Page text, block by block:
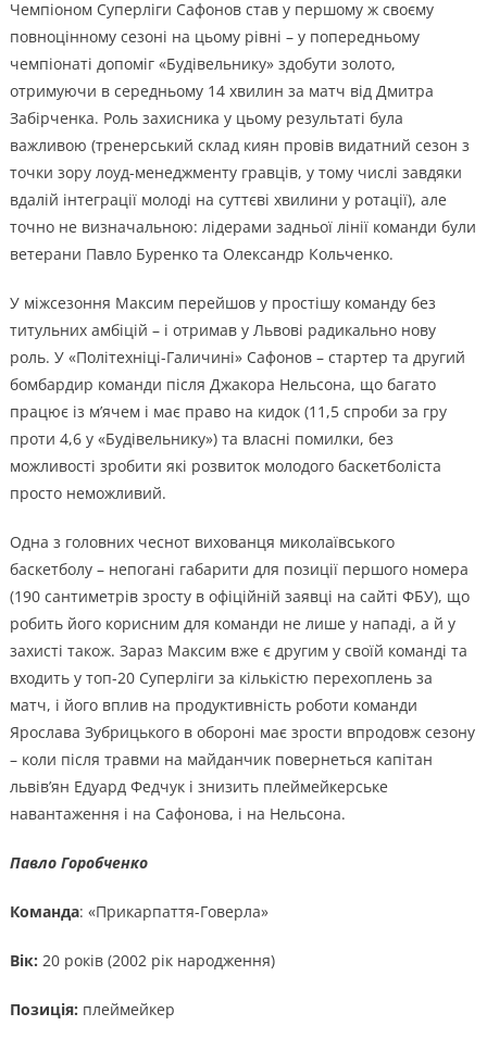
Чемпіоном Суперліги Сафонов став у першому ж своєму
повноцінному сезоні на цьому рівні – у попередньому
чемпіонаті допоміг «Будівельнику» здобути золото,
отримуючи в середньому 14 хвилин за матч від Дмитра
Забірченка. Роль захисника у цьому результаті була
важливою (тренерський склад киян провів видатний сезон з
точки зору лоуд-менеджменту гравців, у тому числі завдяки
вдалій інтеграції молоді на суттєві хвилини у ротації), але
точно не визначальною: лідерами задньої лінії команди були
ветерани Павло Буренко та Олександр Кольченко.
У міжсезоння Максим перейшов у простішу команду без
титульних амбіцій – і отримав у Львові радикально нову
роль. У «Політехніці-Галичині» Сафонов – стартер та другий
бомбардир команди після Джакора Нельсона, що багато
працює із м’ячем і має право на кидок (11,5 спроби за гру
проти 4,6 у «Будівельнику») та власні помилки, без
можливості зробити які розвиток молодого баскетболіста
просто неможливий.
Одна з головних чеснот вихованця миколаївського
баскетболу – непогані габарити для позиції першого номера
(190 сантиметрів зросту в офіційній заявці на сайті ФБУ), що
робить його корисним для команди не лише у нападі, а й у
захисті також. Зараз Максим вже є другим у своїй команді та
входить у топ-20 Суперліги за кількістю перехоплень за
матч, і його вплив на продуктивність роботи команди
Ярослава Зубрицького в обороні має зрости впродовж сезону
– коли після травми на майданчик повернеться капітан
львів’ян Едуард Федчук і знизить плеймейкерське
навантаження і на Сафонова, і на Нельсона.
Павло Горобченко
Команда: «Прикарпаття-Говерла»
Вік: 20 років (2002 рік народження)
Позиція: плеймейкер